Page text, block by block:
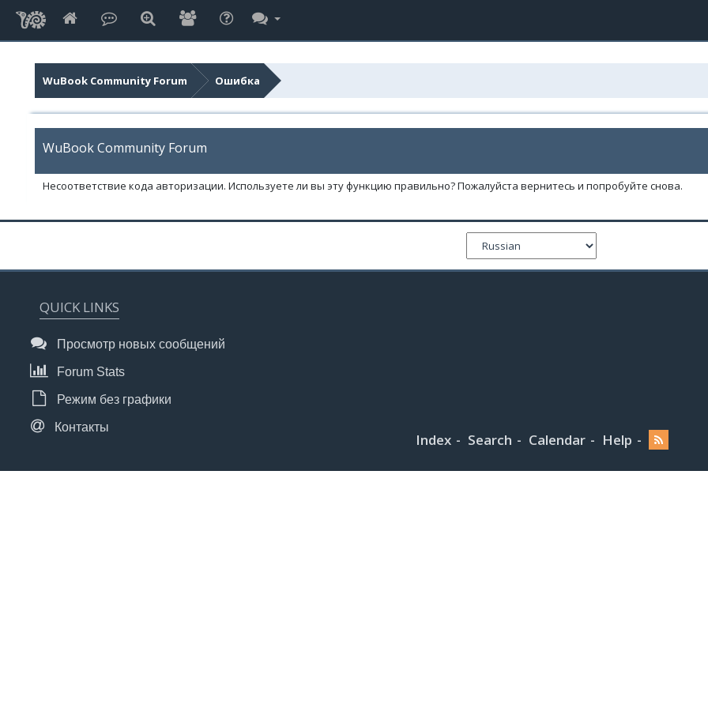
WuBook Community Forum Ошибка
WuBook Community Forum
Несоответствие кода авторизации. Используете ли вы эту функцию правильно? Пожалуйста вернитесь и попробуйте снова.
QUICK LINKS
Просмотр новых сообщений
Forum Stats
Режим без графики
Контакты
Index Search Calendar Help